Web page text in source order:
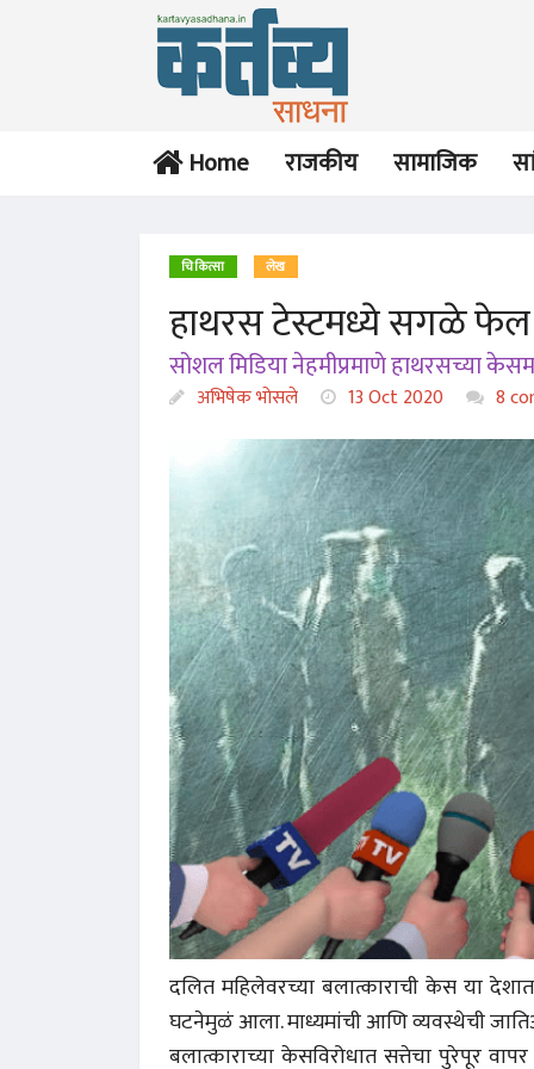
Home राजकीय सामाजिक
चिकित्सा लेख
हाथरस टेस्टमध्ये सगळे फेल
सोशल मिडिया नेहमीप्रमाणे हाथरसच्या
अभिषेक भोसले 13 Oct 2020 8
दलित महिलेवरच्या बलात्काराची केस या
घटनेमुळं आला. माध्यमांची आणि व्यवस्थेची
बलात्काराच्या केसविरोधात सत्तेचा पुरेपूर